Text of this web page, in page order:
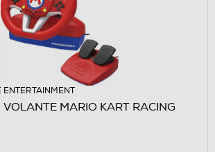
MARIO KART RACING